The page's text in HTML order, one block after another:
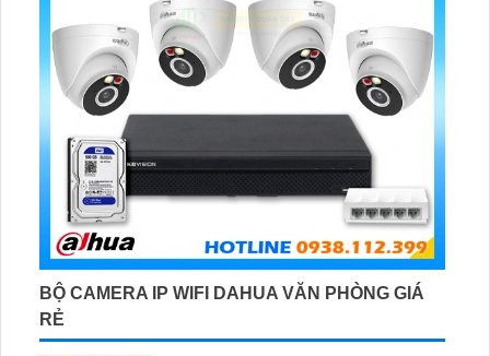
BỘ CAMERA IP WIFI DAHUA VĂN PHÒNG GIÁ
RẺ